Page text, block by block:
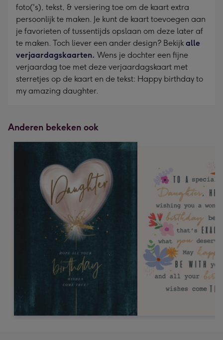
foto('s), tekst, & versiering toe om de kaart extra
persoonlijk te maken. Je kunt de kaart toevoegen aan
je favorieten of tussentijds opslaan om deze later af
te maken. Toch liever een ander design? Bekijk alle
verjaardagskaarten. Wens je dochter een fijne
verjaardag toe met deze verjaardagskaart met
sterretjes op de kaart en de tekst: Happy birthday to
my amazing daughter.
Anderen bekeken ook